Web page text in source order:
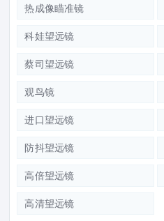
热成像瞄准镜
科娃望远镜
蔡司望远镜
观鸟镜
进口望远镜
防抖望远镜
高倍望远镜
高清望远镜